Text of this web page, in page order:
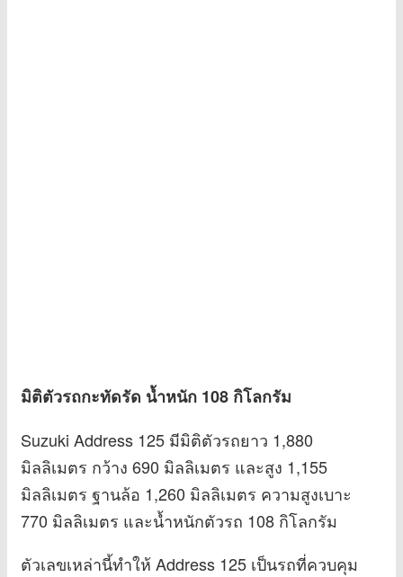
มิติตัวรถกะทัดรัด น้ำหนัก 108 กิโลกรัม
Suzuki Address 125 มีมิติตัวรถยาว 1,880
มิลลิเมตร กว้าง 690 มิลลิเมตร และสูง 1,155
มิลลิเมตร ฐานล้อ 1,260 มิลลิเมตร ความสูงเบาะ
770 มิลลิเมตร และน้ำหนักตัวรถ 108 กิโลกรัม
ตัวเลขเหล่านี้ทำให้ Address 125 เป็นรถที่ควบคุม